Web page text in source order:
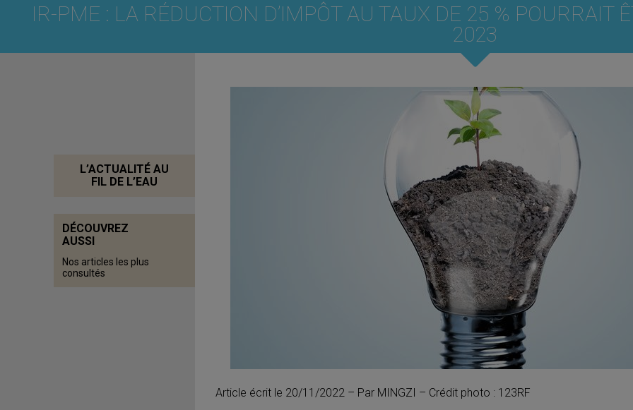
IR-PME : LA RÉDUCTION D’IMPÔT AU TAUX DE 25 % POURRAIT
2023
Article écrit le 20/11/2022 – Par MINGZI – Crédit photo : 123RF
L’ACTUALITÉ AU
FIL DE L’EAU
DÉCOUVREZ
AUSSI
Nos articles les plus
consultés